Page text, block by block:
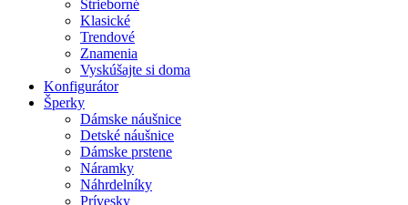
Strieborné
Klasické
Trendové
Znamenia
Vyskúšajte si doma
Konfigurátor
Šperky
Dámske náušnice
Detské náušnice
Dámske prstene
Náramky
Náhrdelníky
Prívesky